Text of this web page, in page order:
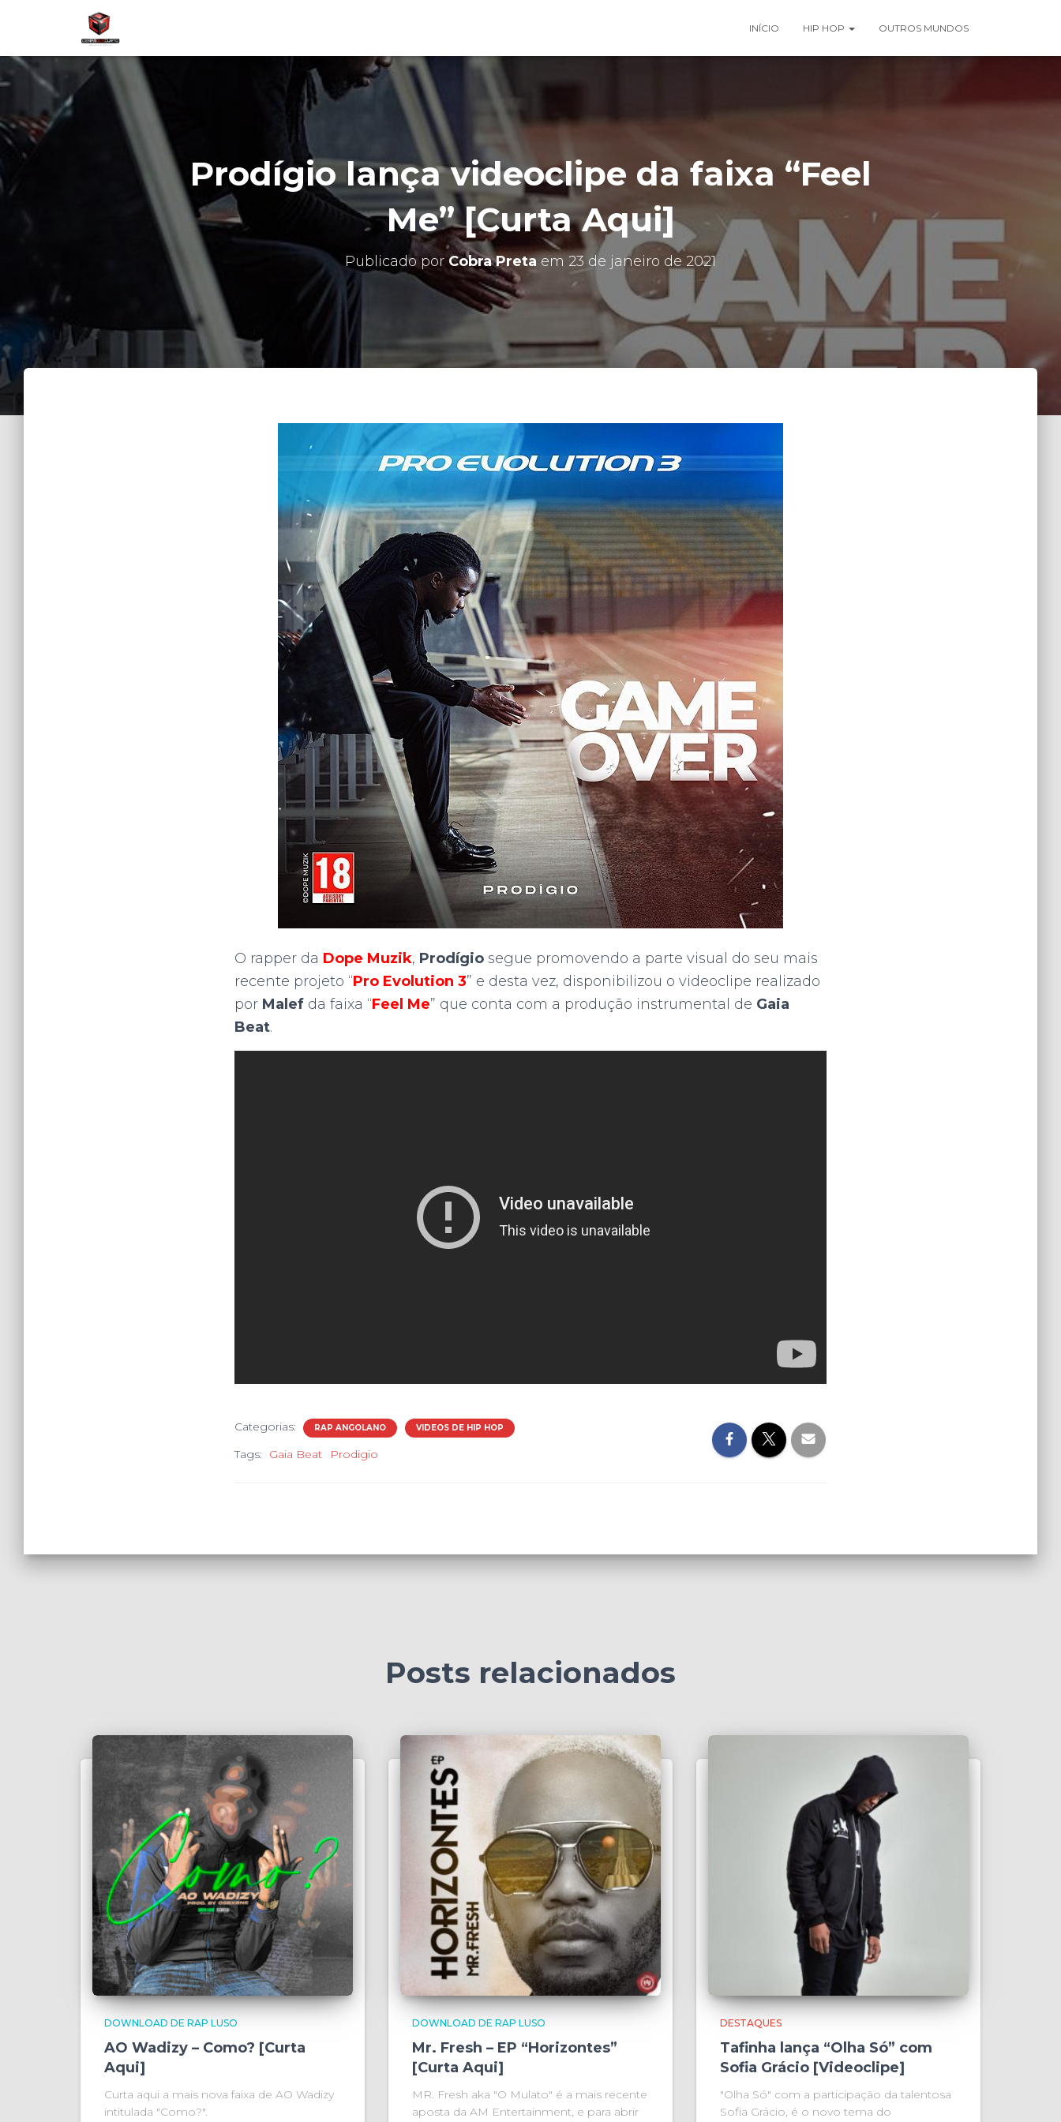
INÍCIO HIP HOP OUTROS MUNDOS
Prodígio lança videoclipe da faixa “Feel
Me” [Curta Aqui]
Publicado porCobra Preta em 23 de janeiro de 2021
O rapper da Dope Muzik, Prodígio segue promovendo a parte visual do seu mais
recente projeto “Pro Evolution 3” e desta vez, disponibilizou o videoclipe realizado
por Malef da faixa “Feel Me” que conta com a produção instrumental de Gaia
Beat.
Categorias: RAP ANGOLANO VIDEOS DE HIP HOP
Tags: Gaia Beat Prodigio
Posts relacionados
DOWNLOAD DE RAP LUSO
AO Wadizy – Como? [Curta
Aqui]
Curta aqui a mais nova faixa de AO Wadizy
intitulada "Como?".
DOWNLOAD DE RAP LUSO
Mr. Fresh – EP “Horizontes”
[Curta Aqui]
MR. Fresh aka "O Mulato" é a mais recente
aposta da AM Entertainment, e para abrir
DESTAQUES
Tafinha lança “Olha Só” com
Sofia Grácio [Videoclipe]
"Olha Só" com a participação da talentosa
Sofia Grácio, é o novo tema do